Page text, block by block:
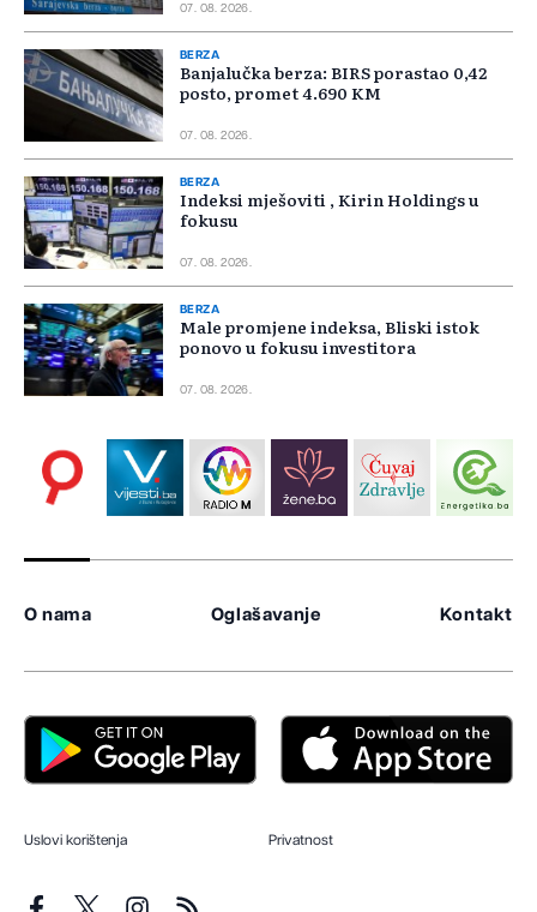
07. 08. 2026.
BERZA
Banjalučka berza: BIRS porastao 0,42
posto, promet 4.690 KM
07. 08. 2026.
BERZA
Indeksi mješoviti , Kirin Holdings u
fokusu
07. 08. 2026.
BERZA
Male promjene indeksa, Bliski istok
ponovo u fokusu investitora
07. 08. 2026.
O nama Oglašavanje Kontakt
Uslovi korištenja Privatnost